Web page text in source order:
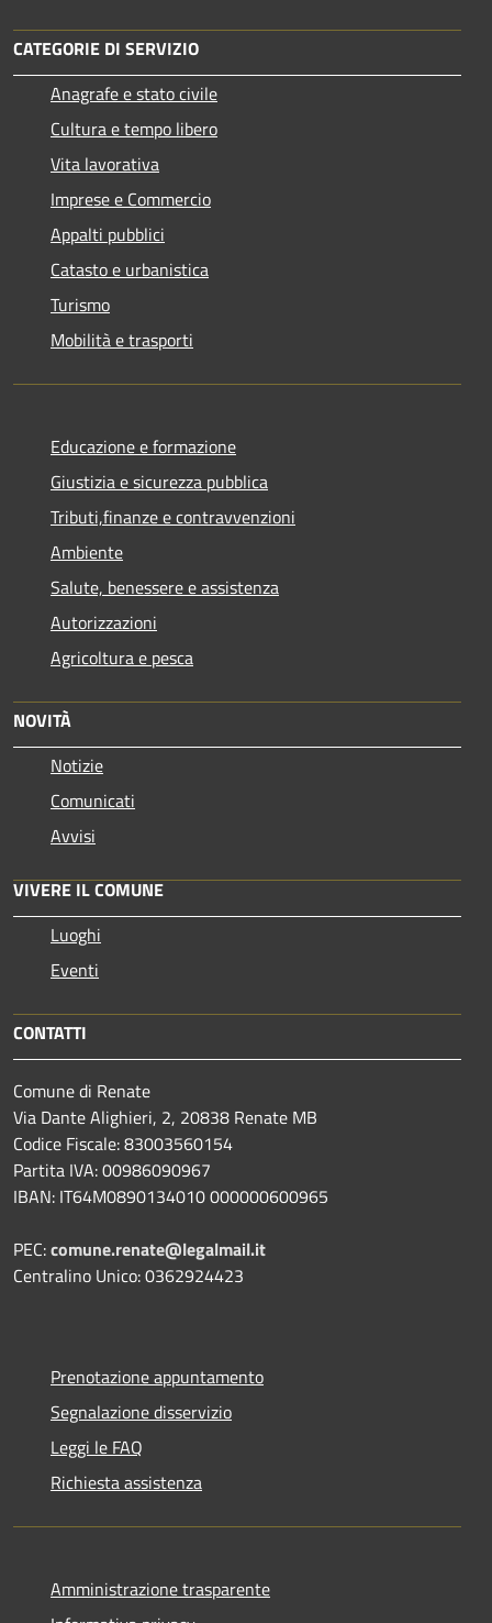
CATEGORIE DI SERVIZIO
Anagrafe e stato civile
Cultura e tempo libero
Vita lavorativa
Imprese e Commercio
Appalti pubblici
Catasto e urbanistica
Turismo
Mobilità e trasporti
Educazione e formazione
Giustizia e sicurezza pubblica
Tributi,finanze e contravvenzioni
Ambiente
Salute, benessere e assistenza
Autorizzazioni
Agricoltura e pesca
NOVITÀ
Notizie
Comunicati
Avvisi
VIVERE IL COMUNE
Luoghi
Eventi
CONTATTI
Comune di Renate
Via Dante Alighieri, 2, 20838 Renate MB
Codice Fiscale: 83003560154
Partita IVA: 00986090967
IBAN: IT64M0890134010 000000600965
PEC:comune.renate@legalmail.it
Centralino Unico: 0362924423
Prenotazione appuntamento
Segnalazione disservizio
Leggi le FAQ
Richiesta assistenza
Amministrazione trasparente